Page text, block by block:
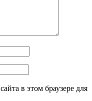
в этом браузере для